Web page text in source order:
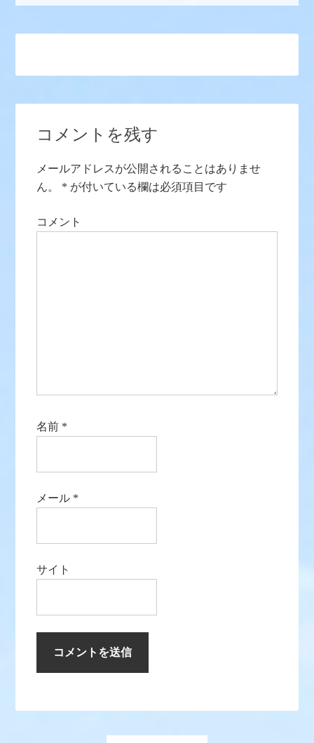
コメントを残す
メールアドレスが公開されることはありませ
ん。
* が付いている欄は必須項目です
コメント
名前 *
メール *
サイト